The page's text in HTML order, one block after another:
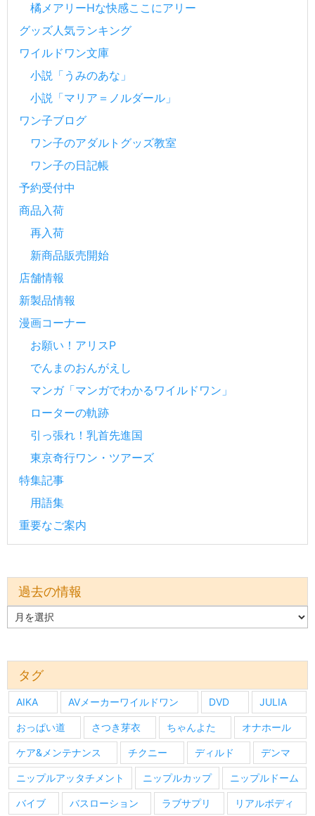
橘メアリーHな快感ここにアリー
グッズ人気ランキング
ワイルドワン文庫
小説「うみのあな」
小説「マリア＝ノルダール」
ワン子ブログ
ワン子のアダルトグッズ教室
ワン子の日記帳
予約受付中
商品入荷
再入荷
新商品販売開始
店舗情報
新製品情報
漫画コーナー
お願い！アリスP
でんまのおんがえし
マンガ「マンガでわかるワイルドワン」
ローターの軌跡
引っ張れ！乳首先進国
東京奇行ワン・ツアーズ
特集記事
用語集
重要なご案内
過去の情報
去
タグ
AIKA AVメーカーワイルドワン DVD JULIA
おっぱい道 さつき芽衣 ちゃんよた オナホール
ケア&メンテナンス チクニー ディルド デンマ
ニップルアッタチメント ニップルカップ ニップルドーム
バイブ バスローション ラブサプリ リアルボディ